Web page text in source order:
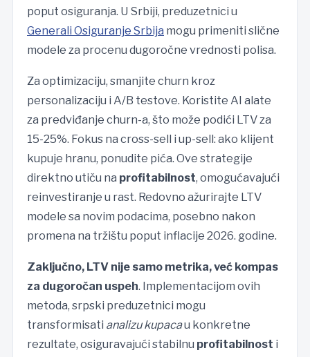
poput osiguranja. U Srbiji, preduzetnici u
Generali Osiguranje Srbija mogu primeniti slične
modele za procenu dugoročne vrednosti polisa.
Za optimizaciju, smanjite churn kroz
personalizaciju i A/B testove. Koristite AI alate
za predviđanje churn-a, što može podići LTV za
15-25%. Fokus na cross-sell i up-sell: ako klijent
kupuje hranu, ponudite pića. Ove strategije
direktno utiču na profitabilnost, omogućavajući
reinvestiranje u rast. Redovno ažurirajte LTV
modele sa novim podacima, posebno nakon
promena na tržištu poput inflacije 2026. godine.
Zaključno, LTV nije samo metrika, već kompas
za dugoročan uspeh. Implementacijom ovih
metoda, srpski preduzetnici mogu
transformisati analizu kupacau konkretne
rezultate, osiguravajući stabilnu profitabilnost i